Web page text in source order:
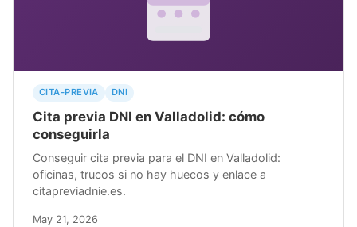
CITA-PREVIA DNI
Cita previa DNI en Valladolid: cómo
conseguirla
Conseguir cita previa para el DNI en Valladolid:
oficinas, trucos si no hay huecos y enlace a
citapreviadnie.es.
May 21, 2026